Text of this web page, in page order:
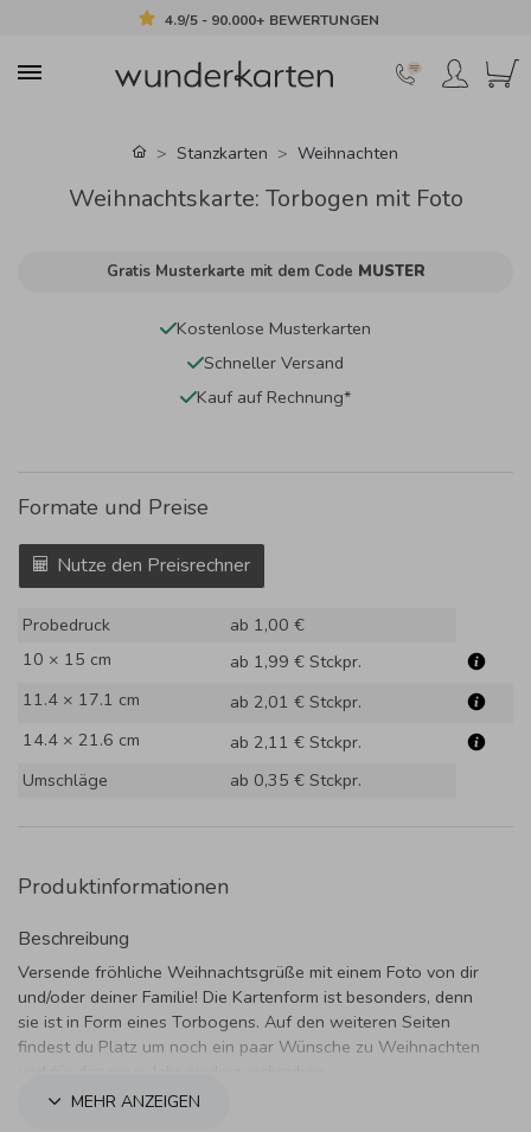
4.9/5 - 90.000+ BEWERTUNGEN
Stanzkarten Weihnachten
Weihnachtskarte: Torbogen mit Foto
Gratis Musterkarte mit dem Code MUSTER
Kostenlose Musterkarten
Schneller Versand
Kauf auf Rechnung*
Formate und Preise
Nutze den Preisrechner
Probedruck
ab 1,00 €
10 × 15 cm
ab 1,99 € Stckpr.
11.4 × 17.1 cm
ab 2,01 € Stckpr.
14.4 × 21.6 cm
ab 2,11 € Stckpr.
Umschläge
ab 0,35 € Stckpr.
Produktinformationen
Beschreibung
Versende fröhliche Weihnachtsgrüße mit einem Foto von dir
und/oder deiner Familie! Die Kartenform ist besonders, denn
sie ist in Form eines Torbogens. Auf den weiteren Seiten
findest du Platz um noch ein paar Wünsche zu Weihnachten
MEHR ANZEIGEN